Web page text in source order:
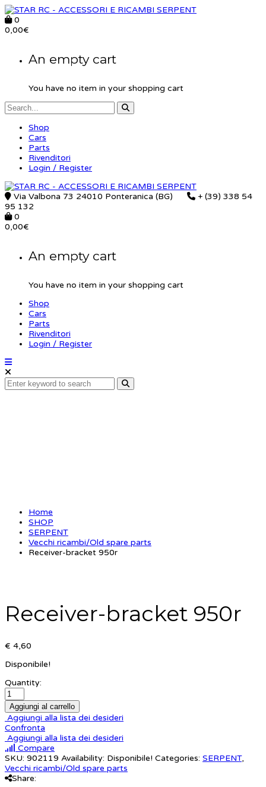
0
0,00€
An empty cart
You have no item in your shopping cart
Shop
Cars
Parts
Rivenditori
Login / Register
Via Valbona 73 24010 Ponteranica (BG)
+ (39) 338 54
95 132
0
0,00€
An empty cart
You have no item in your shopping cart
Shop
Cars
Parts
Rivenditori
Login / Register
Home
SHOP
SERPENT
Vecchi ricambi/Old spare parts
Receiver-bracket 950r
Receiver-bracket 950r
€ 4,60
Disponibile!
Quantity:
Aggiungi al carrello
Aggiungi alla lista dei desideri
Confronta
Aggiungi alla lista dei desideri
Compare
SKU: 902119 Availability: Disponibile! Categories: SERPENT,
Vecchi ricambi/Old spare parts
Share: